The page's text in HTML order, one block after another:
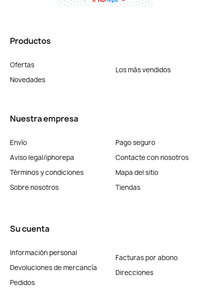
Productos
Ofertas
Novedades
Los más vendidos
Nuestra empresa
Envío
Aviso legal/iphorepa
Términos y condiciones
Sobre nosotros
Pago seguro
Contacte con nosotros
Mapa del sitio
Tiendas
Su cuenta
Información personal
Devoluciones de mercancía
Pedidos
Facturas por abono
Direcciones